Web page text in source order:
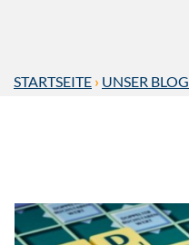
STARTSEITE › UNSER BLOG